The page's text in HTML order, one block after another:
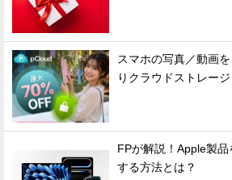
スマホの写真／動画
りクラウドストレージ
FPが解説！Apple製
する方法とは？